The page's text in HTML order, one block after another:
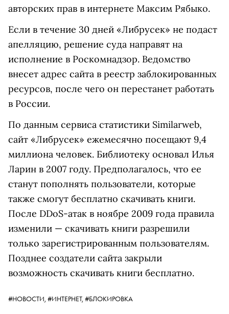
авторских прав в интернете Максим Рябыко.
Если в течение 30 дней «Либрусек» не подаст
апелляцию, решение суда направят на
исполнение в Роскомнадзор. Ведомство
внесет адрес сайта в реестр заблокированных
ресурсов, после чего он перестанет работать
в России.
По данным сервиса статистики Similarweb,
сайт «Либрусек» ежемесячно посещают 9,4
миллиона человек. Библиотеку основал Илья
Ларин в 2007 году. Предполагалось, что ее
станут пополнять пользователи, которые
также смогут бесплатно скачивать книги.
После DDoS-атак в ноябре 2009 года правила
изменили — скачивать книги разрешили
только зарегистрированным пользователям.
Позднее создатели сайта закрыли
возможность скачивать книги бесплатно.
#НОВОСТИ, #ИНТЕРНЕТ, #БЛОКИРОВКА